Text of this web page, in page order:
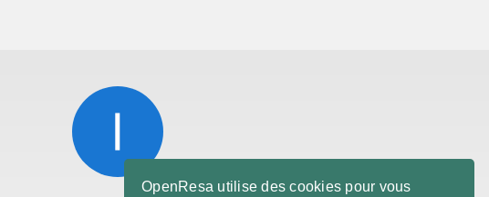
OpenResa utilise des cookies pour vous